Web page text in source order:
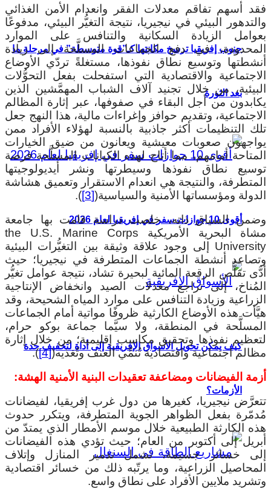
جنوب إفريقيا ترسخ مكانتها كـ”قوة متوسطة” في مرحلة ما
بعد الثورة
أقوى 10 جوازات سفر في إفريقيا لعام 2026
كيف يمكن تحويل الأسواق الإفريقية إلى أداة لتخفيف حدة
الأزمات؟
فقد أسهم تفاقم معدلات الفقر وانعدام الأمن الغذائي
والتدهور البيئي في نيجيريا، نتيجة التغيُّر البيئي، مدفوعًا
بعوامل الزيادة السكانية والتنافس على الموارد
المحدودة، في دفع الجماعات المسلَّحة إلى زيادة
أنشطتها وتوسيع نطاق نفوذها، مستغلةً تردّي الأوضاع
الاجتماعية والاقتصادية التي استفحلت بفعل التحوُّلات
البيئية، من خلال تجنيد آلاف الشباب المهمَّشين الذين
يكابدون من أجل البقاء في صفوفها، عبر إثارة المظالم
الاجتماعية، وتقديم حوافز وإغراءات مالية، هذا النهج جعل
تلك التنظيمات أكثر جاذبية بالنسبة لهؤلاء الأفراد ممن
يواجهون صعوبات معيشية ويعانون من ضيق الخيارات
المتاحة أمامهم، مما أتاح لهذه الكيانات المسلَّحة فرصة
توسيع نطاق نفوذها وسيطرتها ونشر أيديولوجيتها
المتطرفة، والنتيجة هي انعدام الاستقرار وتعميق هشاشة
الدولة ومؤسساتها الأمنية والسياسية([3]
).
وضمن السياق ذاته، خلصت دراسة قامت بها جامعة
مشاة البحرية الأمريكية the U.S. Marine Corps
University إلى وجود علاقة وثيقة بين التغيُّرات البيئية
وتصاعد أنشطة الجماعات المتطرفة في نيجيريا؛ حيث
أدَّى تقلُّص الرقعة المائية لبحيرة تشاد، نتيجة عوامل تغيُّر
المُناخ، إلى تراجع معدلات الصيد وانخفاض الإنتاجية
الزراعية وزيادة التنافس على موارد المياه الشحيحة، وقد
هيَّأت هذه الأوضاع الكارثية ظروفًا مواتية أمام الجماعات
المسلَّحة في المنطقة، ولا سيَّما جماعة بوكو حرام،
لتعظيم نفوذها وتحقيق مكاسب إقليمية؛ من خلال إثارة
مظالم اجتماعية واقتصادية تُنمِّي العنف وتُغذيه([4]
).
أزمة الفيضانات ومضاعفة تعقيدات البنية الأمنية الهشة:
تتعرَّض نيجيريا، كغيرها من دول غرب إفريقيا، لفيضانات
مُدمّرة بفعل الظواهر الجوية المتطرفة، ويتكرر حدوث
هذه الكارثة الطبيعية خلال موسم الأمطار الذي يمتدّ من
أبريل إلى أكتوبر من العام؛ حيث تؤدي هذه الفيضانات
إلى خسائر جسيمة، تشمل تدمير المنازل وإتلاف
المحاصيل الزراعية، وما يرتّبه ذلك من خسائر اقتصادية
وتشريد ملايين الأفراد على نطاق واسع.